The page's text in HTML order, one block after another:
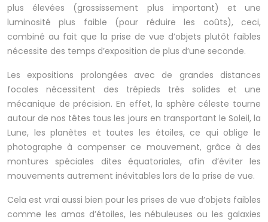
plus élevées (grossissement plus important) et une
luminosité plus faible (pour réduire les coûts), ceci,
combiné au fait que la prise de vue d’objets plutôt faibles
nécessite des temps d’exposition de plus d’une seconde.
Les expositions prolongées avec de grandes distances
focales nécessitent des trépieds très solides et une
mécanique de précision. En effet, la sphère céleste tourne
autour de nos têtes tous les jours en transportant le Soleil, la
Lune, les planètes et toutes les étoiles, ce qui oblige le
photographe à compenser ce mouvement, grâce à des
montures spéciales dites équatoriales, afin d’éviter les
mouvements autrement inévitables lors de la prise de vue.
Cela est vrai aussi bien pour les prises de vue d’objets faibles
comme les amas d’étoiles, les nébuleuses ou les galaxies